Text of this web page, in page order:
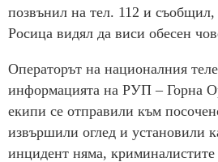
позвънил на тел. 112 и съобщил,
Росица видял да виси обесен
Операторът на националния
информацията на РУП – Горна
екипи се отправили към
извършили оглед и установили
инцидент няма, криминалистите